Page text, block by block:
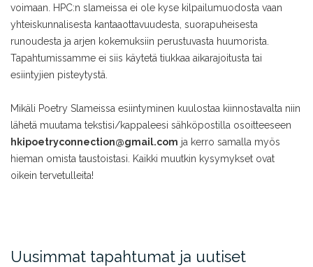
voimaan. HPC:n slameissa ei ole kyse kilpailumuodosta vaan
yhteiskunnalisesta kantaaottavuudesta, suorapuheisesta
runoudesta ja arjen kokemuksiin perustuvasta huumorista.
Tapahtumissamme ei siis käytetä tiukkaa aikarajoitusta tai
esiintyjien pisteytystä.
Mikäli Poetry Slameissa esiintyminen kuulostaa kiinnostavalta niin
lähetä muutama tekstisi/kappaleesi sähköpostilla osoitteeseen
hkipoetryconnection@gmail.com ja kerro samalla myös
hieman omista taustoistasi. Kaikki muutkin kysymykset ovat
oikein tervetulleita!
Uusimmat tapahtumat ja uutiset